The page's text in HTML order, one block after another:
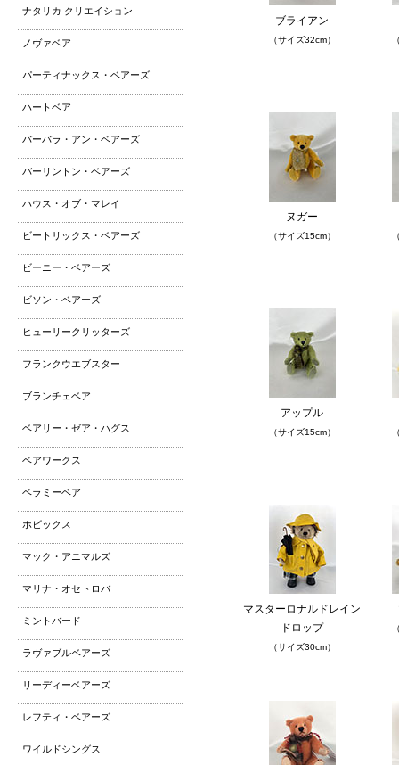
ナタリカ クリエイション
ノヴァベア
パーティナックス・ベアーズ
ハートベア
バーバラ・アン・ベアーズ
バーリントン・ベアーズ
ハウス・オブ・マレイ
ビートリックス・ベアーズ
ビーニー・ベアーズ
ビソン・ベアーズ
ヒューリークリッターズ
フランクウエブスター
ブランチェベア
ベアリー・ゼア・ハグス
ベアワークス
ベラミーベア
ホビックス
マック・アニマルズ
マリナ・オセトロバ
ミントバード
ラヴァブルベアーズ
リーディーベアーズ
レフティ・ベアーズ
ワイルドシングス
ブライアン
（サイズ32cm）
ヌガー
（サイズ15cm）
アップル
（サイズ15cm）
マスターロナルドレイン
ドロップ
（サイズ30cm）